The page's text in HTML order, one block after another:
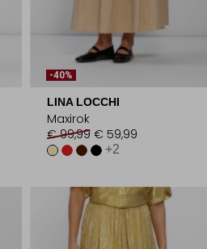
-40%
LINA LOCCHI
Maxirok
€ 99,99 € 59,99
+2